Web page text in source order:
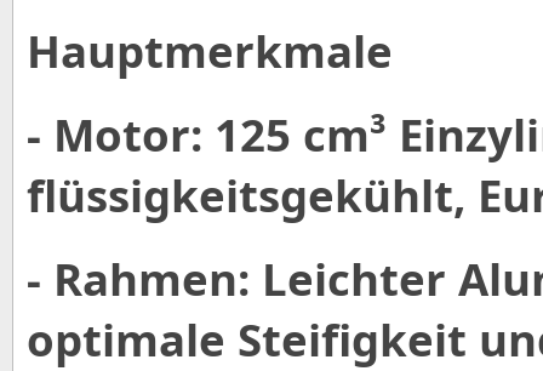
Hauptmerkmale
- Motor: 125 cm³
flüssigkeitsgekühlt,
- Rahmen: Leichter
optimale Steifigkeit